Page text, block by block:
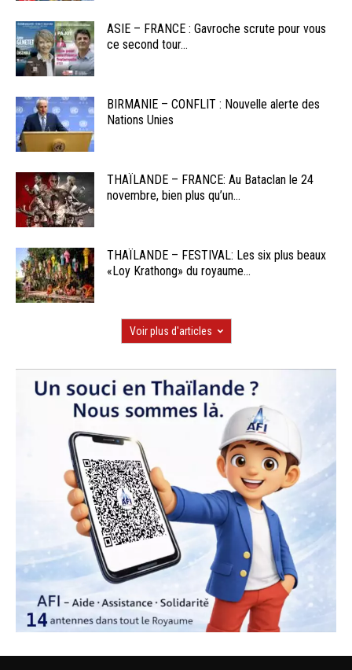
ASIE – FRANCE : Gavroche scrute pour vous
ce second tour...
BIRMANIE – CONFLIT : Nouvelle alerte des
Nations Unies
THAÏLANDE – FRANCE: Au Bataclan le 24
novembre, bien plus qu’un...
THAÏLANDE – FESTIVAL: Les six plus beaux
«Loy Krathong» du royaume...
Voir plus d'articles